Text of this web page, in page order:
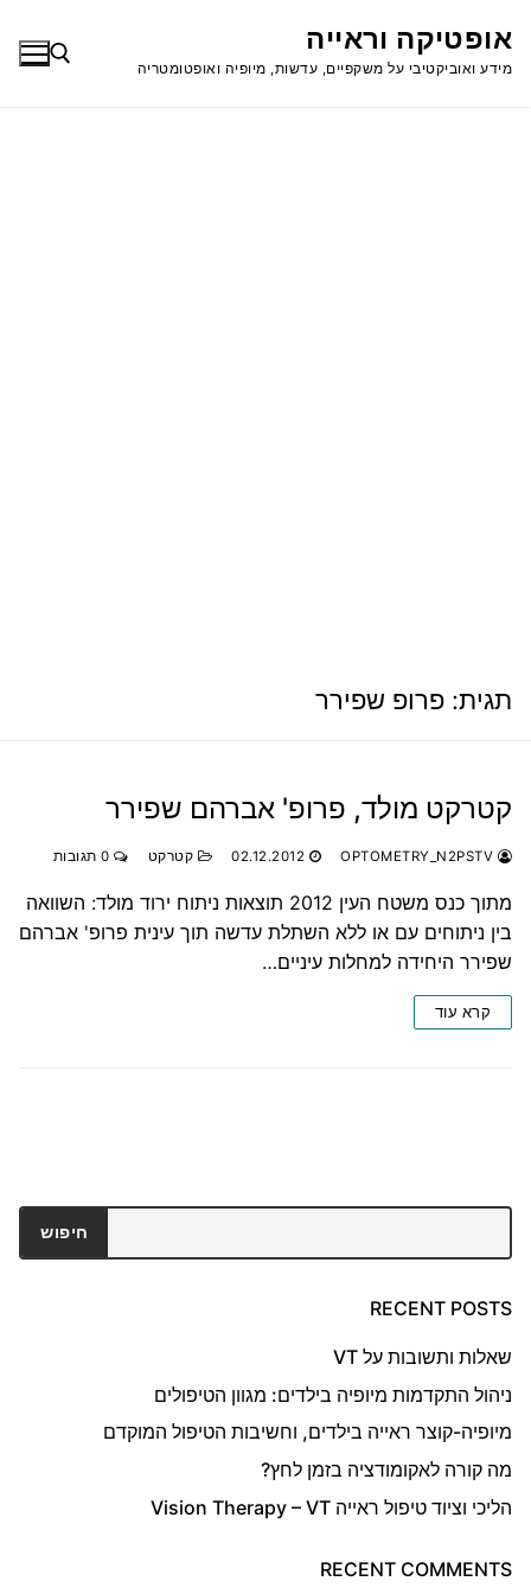
לתוכןאופטיקה וראייה
מידע ואוביקטיבי על משקפיים, עדשות, מיופיה ואופטומטריה
תגית: פרופ שפירר
קטרקט מולד, פרופ' אברהם שפירר
02.12.2012 קטרקט
מתוך כנס משטח העין 2012 תוצאות ניתוח ירוד מולד: השוואה
בין ניתוחים עם או ללא השתלת עדשה תוך עינית פרופ' אברהם
שפירר היחידה למחלות עיניים…
קרא עוד
חיפוש
RECENT POSTS
שאלות ותשובות על VT
ניהול התקדמות מיופיה בילדים: מגוון הטיפולים
מיופיה-קוצר ראייה בילדים, וחשיבות הטיפול המוקדם
מה קורה לאקומודציה בזמן לחץ?
הליכי וציוד טיפול ראייה Vision Therapy – VT
RECENT COMMENTS